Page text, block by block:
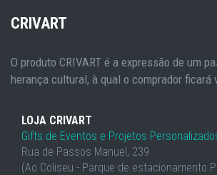
CRIVART
O produto CRIVART é a expressão de um
herança cultural, à qual o comprador ficará
LOJA CRIVART
Gifts de Eventos e Projetos
Rua de Passos Manuel, 239
(Ao Coliseu - Parque de estacionamento